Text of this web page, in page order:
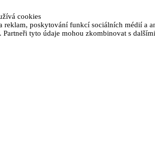
cookies
reklam, poskytování funkcí sociálních médií a
Partneři tyto údaje mohou zkombinovat s